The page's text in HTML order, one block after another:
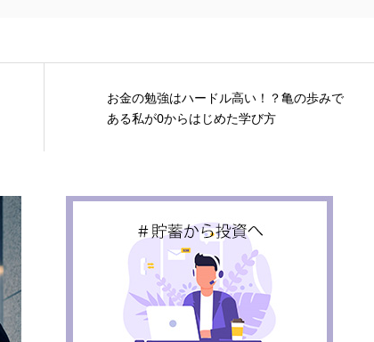
お金の勉強はハードル高い！？亀の歩みで
ある私が0からはじめた学び方